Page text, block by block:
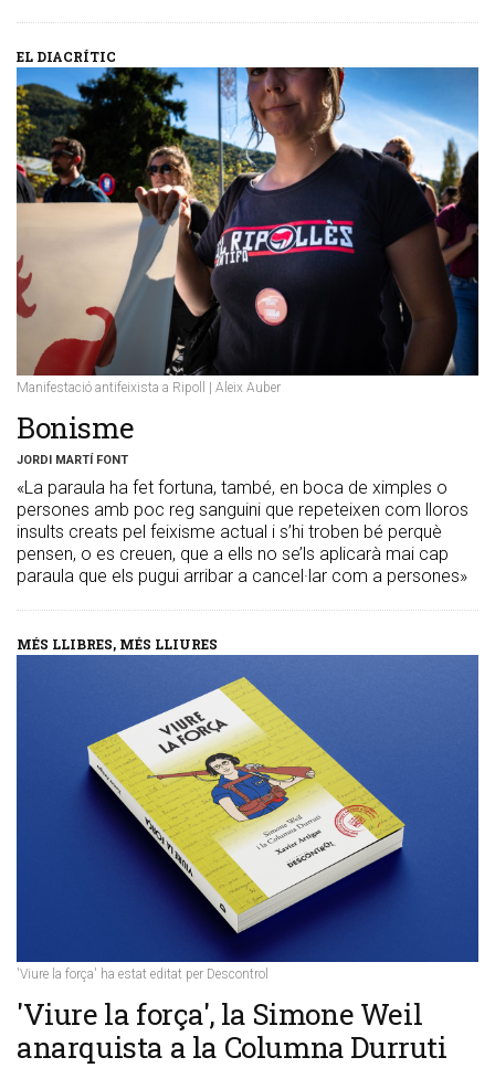
EL DIACRÍTIC
Manifestació antifeixista a Ripoll | Aleix Auber
Bonisme
JORDI MARTÍ FONT
«La paraula ha fet fortuna, també, en boca de ximples o
persones amb poc reg sanguini que repeteixen com lloros
insults creats pel feixisme actual i s’hi troben bé perquè
pensen, o es creuen, que a ells no se’ls aplicarà mai cap
paraula que els pugui arribar a cancel·lar com a persones»
MÉS LLIBRES, MÉS LLIURES
'Viure la força' ha estat editat per Descontrol
​'Viure la força', la Simone Weil
anarquista a la Columna Durruti